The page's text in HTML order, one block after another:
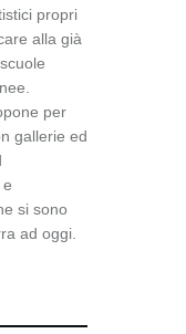
propri
alla già
per
gallerie ed
si sono
ad oggi.